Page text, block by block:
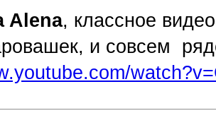
Alena, классное
и совсем